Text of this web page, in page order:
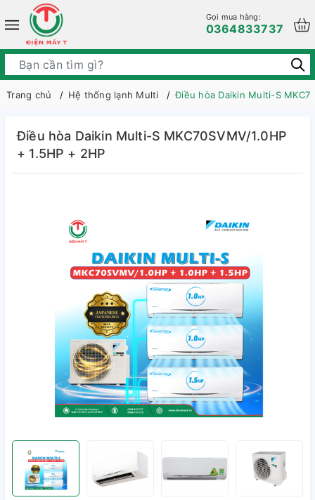
Gọi mua hàng:
0364833737
Trang chủ Hệ thống lạnh Multi Điều hòa Daikin Multi-S
Điều hòa Daikin Multi-S MKC70SVMV/1.0HP
+ 1.5HP + 2HP